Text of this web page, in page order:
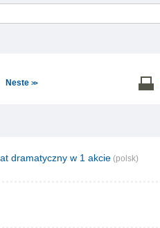
Neste>>
dramatyczny w 1 akcie (polsk)